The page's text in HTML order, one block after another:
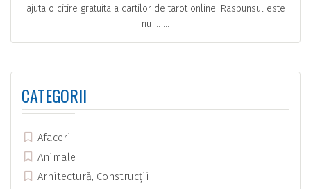
ajuta o citire gratuita a cartilor de tarot online. Raspunsul este
nu … ...
CATEGORII
Afaceri
Animale
Arhitectură, Construcții